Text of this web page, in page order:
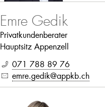
Emre Gedik
Privatkundenberater
Hauptsitz Appenzell
071 788 89 76
emre.gedik@appkb.ch